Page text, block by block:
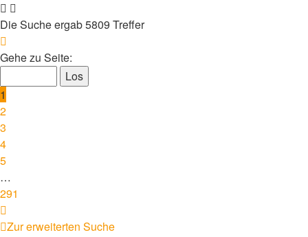
Die Suche ergab 5809 Treffer
1
291
Gehe zu Seite:
1
2
3
4
5
…
291
Zur erweiterten Suche